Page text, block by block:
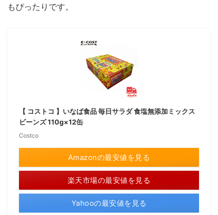
もぴったりです。
【 コストコ 】いなば食品 毎日サラダ 食塩無添加ミックス
ビーンズ 110g×12缶
Costco
Amazonの最安値を見る
楽天市場の最安値を見る
Yahooの最安値を見る